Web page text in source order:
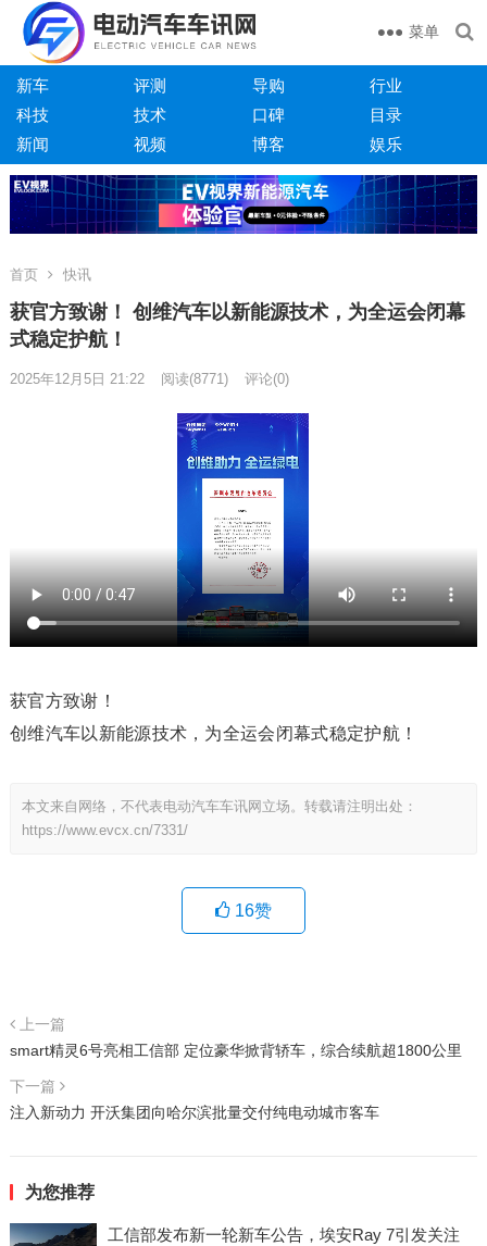
菜单
新车 评测 导购
行业
科技
技术 口碑
目录
新闻
视频 博客 娱乐
首页 快讯
获官方致谢！ 创维汽车以新能源技术，为全运会闭幕
式稳定护航！
2025年12月5日 21:22 阅读(8771) 评论(0)
获官方致谢！
创维汽车以新能源技术，为全运会闭幕式稳定护航！
本文来自网络，不代表电动汽车车讯网立场。转载请注明出处：
https://www.evcx.cn/7331/
16赞
上一篇
smart精灵6号亮相工信部 定位豪华掀背轿车，综合续航超1800公里
下一篇
注入新动力 开沃集团向哈尔滨批量交付纯电动城市客车
为您推荐
工信部发布新一轮新车公告，埃安Ray 7引发关注